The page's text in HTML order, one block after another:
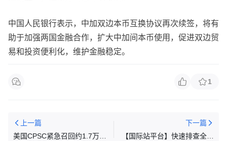
中国人民银行表示，中加双边本币互换协议再次续签，将有
助于加强两国金融合作，扩大中加间本币使用，促进双边贸
易和投资便利化，维护金融稳定。
1
上一篇
美国CPSC紧急召回约1.7万瓶
下一篇
【国际站平台】快速排查全店